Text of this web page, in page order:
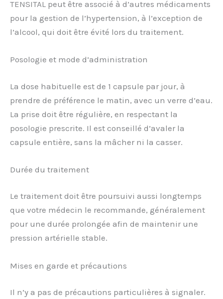
TENSITAL peut être associé à d’autres médicaments
pour la gestion de l’hypertension, à l’exception de
l’alcool, qui doit être évité lors du traitement.
Posologie et mode d’administration
La dose habituelle est de 1 capsule par jour, à
prendre de préférence le matin, avec un verre d’eau.
La prise doit être régulière, en respectant la
posologie prescrite. Il est conseillé d’avaler la
capsule entière, sans la mâcher ni la casser.
Durée du traitement
Le traitement doit être poursuivi aussi longtemps
que votre médecin le recommande, généralement
pour une durée prolongée afin de maintenir une
pression artérielle stable.
Mises en garde et précautions
Il n’y a pas de précautions particulières à signaler.